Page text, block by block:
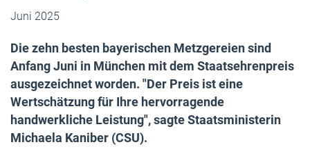
Juni 2025
Die zehn besten bayerischen Metzgereien sind
Anfang Juni in München mit dem Staatsehrenpreis
ausgezeichnet worden. "Der Preis ist eine
Wertschätzung für Ihre hervorragende
handwerkliche Leistung", sagte Staatsministerin
Michaela Kaniber (CSU).